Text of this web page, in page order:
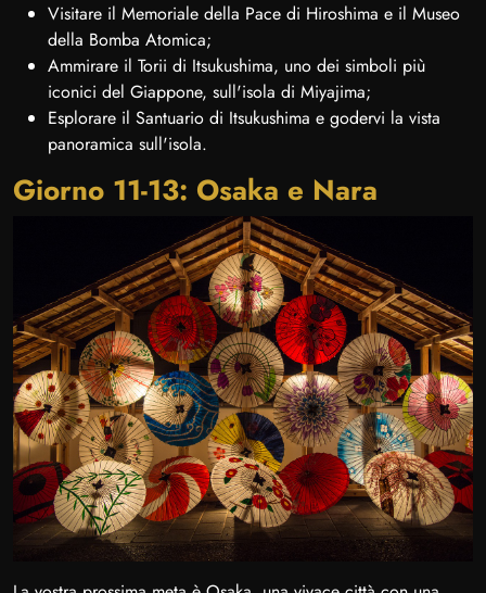
Visitare il Memoriale della Pace di Hiroshima e il Museo
della Bomba Atomica;
Ammirare il Torii di Itsukushima, uno dei simboli più
iconici del Giappone, sull'isola di Miyajima;
Esplorare il Santuario di Itsukushima e godervi la vista
panoramica sull'isola.
Giorno 11-13: Osaka e Nara